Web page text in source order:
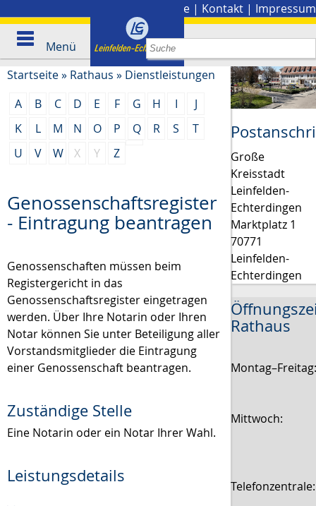
Presse | Kontakt | Impressum
Menü
Startseite» Rathaus » Dienstleistungen
A
B C D E F G H I
J
K
L M N O P Q R S
T
U
V W X Y Z
Genossenschaftsregister
- Eintragung beantragen
Genossenschaften müssen beim
Registergericht in das
Genossenschaftsregister eingetragen
werden. Über Ihre Notarin oder Ihren
Notar können Sie unter Beteiligung aller
Vorstandsmitglieder die Eintragung
einer Genossenschaft beantragen.
Zuständige Stelle
Eine Notarin oder ein Notar Ihrer Wahl.
Leistungsdetails
Große
Kreisstadt
Leinfelden-
Echterdingen
Marktplatz 1
70771
Leinfelden-
Echterdingen
Rathaus
Mittwoch: